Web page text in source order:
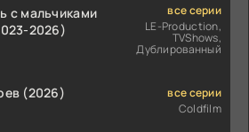
с мальчиками
2026)
все серии
LE-Production,
TVShows,
Дублированный
(2026)
все серии
Coldfilm